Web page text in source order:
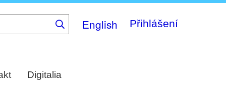
English Přihlášení
Digitalia